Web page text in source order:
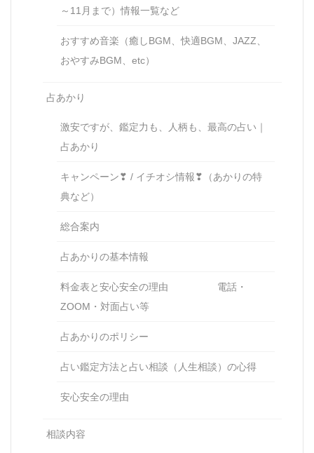
～11月まで）情報一覧など
おすすめ音楽（癒しBGM、快適BGM、JAZZ、
おやすみBGM、etc）
占あかり
激安ですが、鑑定力も、人柄も、最高の占い｜
占あかり
キャンペーン❣ / イチオシ情報❣（あかりの特
典など）
総合案内
占あかりの基本情報
料金表と安心安全の理由 電話・
ZOOM・対面占い等
占あかりのポリシー
占い鑑定方法と占い相談（人生相談）の心得
安心安全の理由
相談内容